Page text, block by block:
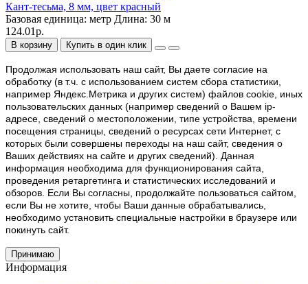
Кант-тесьма, 8 мм, цвет красный
Базовая единица: метр Длина: 30 м
124.01р.
В корзину Купить в один клик
Продолжая использовать наш cайт, Вы даете согласие на
обработку (в т.ч. с использованием систем сбора статистики,
например Яндекс.Метрика и других систем) файлов cookie, иных
пользовательских данных (например сведений о Вашем ip-
адресе, сведений о местоположении, типе устройства, времени
посещения страницы, сведений о ресурсах сети Интернет, с
которых были совершены переходы на наш сайт, сведения о
Ваших действиях на сайте и других сведений). Данная
информация необходима для функционирования сайта,
проведения ретаргетинга и статистических исследований и
обзоров. Если Вы согласны, продолжайте пользоваться сайтом,
если Вы не хотите, чтобы Ваши данные обрабатывались,
необходимо установить специальные настройки в браузере или
покинуть сайт.
Принимаю
Информация